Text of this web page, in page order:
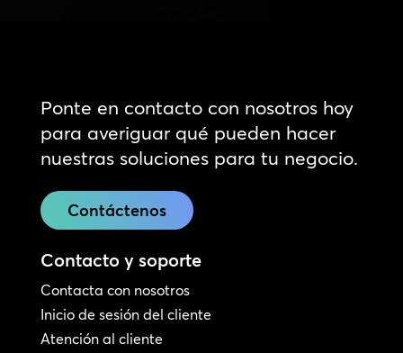
Ponte en contacto con nosotros hoy
para averiguar qué pueden hacer
nuestras soluciones para tu negocio.
Contáctenos
Contacto y soporte
Contacta con nosotros
Inicio de sesión del cliente
Atención al cliente